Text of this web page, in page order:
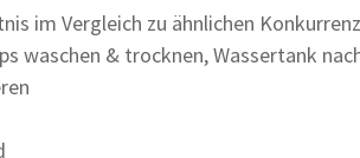
im Vergleich zu ähnlichen
waschen & trocknen, Wassertank